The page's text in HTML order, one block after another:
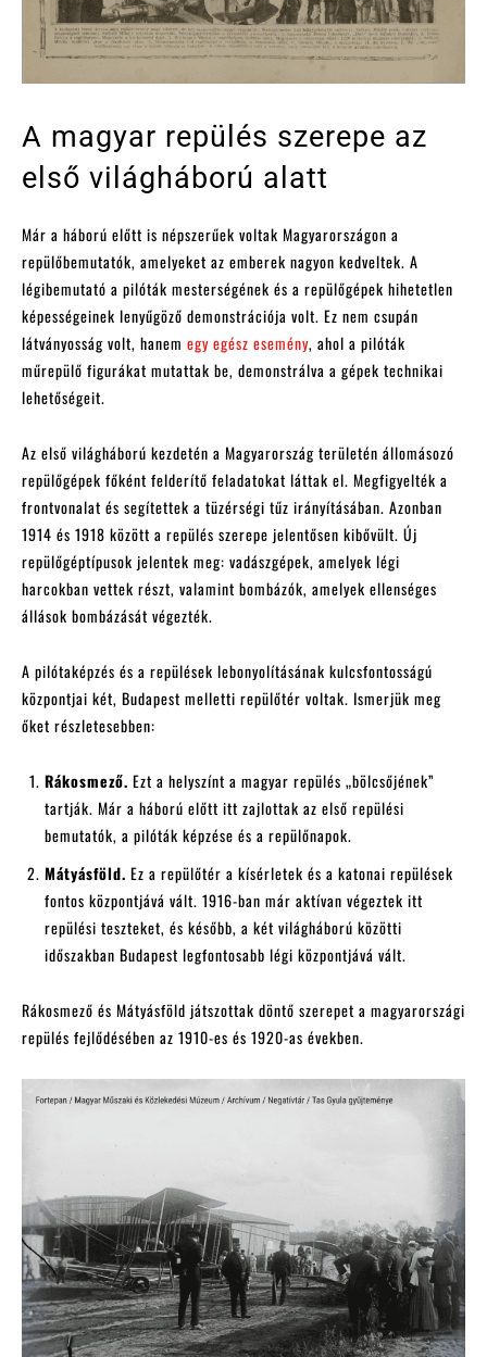
A magyar repülés szerepe az
első világháború alatt
Már a háború előtt is népszerűek voltak Magyarországon a
repülőbemutatók, amelyeket az emberek nagyon kedveltek. A
légibemutató a pilóták mesterségének és a repülőgépek hihetetlen
képességeinek lenyűgöző demonstrációja volt. Ez nem csupán
látványosság volt, hanem egy egész esemény, ahol a pilóták
műrepülő figurákat mutattak be, demonstrálva a gépek technikai
lehetőségeit.
Az első világháború kezdetén a Magyarország területén állomásozó
repülőgépek főként felderítő feladatokat láttak el. Megfigyelték a
frontvonalat és segítettek a tüzérségi tűz irányításában. Azonban
1914 és 1918 között a repülés szerepe jelentősen kibővült. Új
repülőgéptípusok jelentek meg: vadászgépek, amelyek légi
harcokban vettek részt, valamint bombázók, amelyek ellenséges
állások bombázását végezték.
A pilótaképzés és a repülések lebonyolításának kulcsfontosságú
központjai két, Budapest melletti repülőtér voltak. Ismerjük meg
őket részletesebben:
Rákosmező. Ezt a helyszínt a magyar repülés „bölcsőjének”
tartják. Már a háború előtt itt zajlottak az első repülési
bemutatók, a pilóták képzése és a repülőnapok.
Mátyásföld. Ez a repülőtér a kísérletek és a katonai repülések
fontos központjává vált. 1916-ban már aktívan végeztek itt
repülési teszteket, és később, a két világháború közötti
időszakban Budapest legfontosabb légi központjává vált.
Rákosmező és Mátyásföld játszottak döntő szerepet a magyarországi
repülés fejlődésében az 1910-es és 1920-as években.